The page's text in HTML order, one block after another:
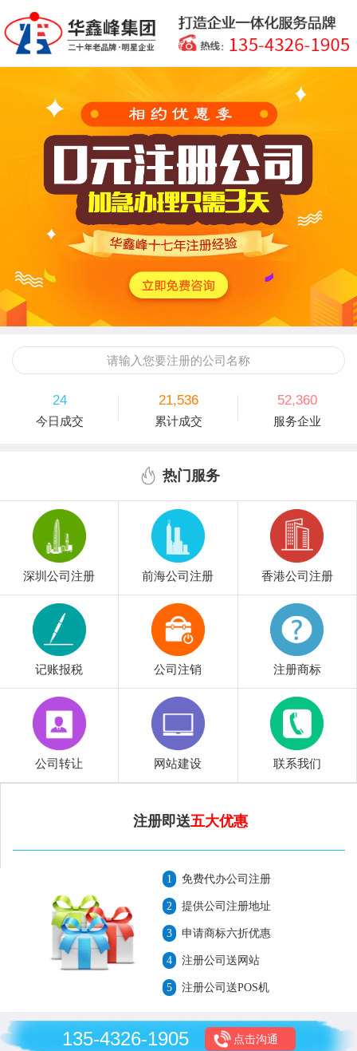
请输入您要注册的公司名称
24
今日成交
21,536
累计成交
52,360
服务企业
热门服务
深圳公司注册 前海公司注册 香港公司注册
记账报税 公司注销 注册商标
公司转让 网站建设 联系我们
注册即送五大优惠
1 免费代办公司注册
2 提供公司注册地址
3 申请商标六折优惠
4 注册公司送网站
5 注册公司送POS机
135-4326-1905 点击沟通